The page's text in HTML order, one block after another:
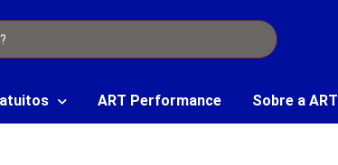
ART Performance Sobre a ART